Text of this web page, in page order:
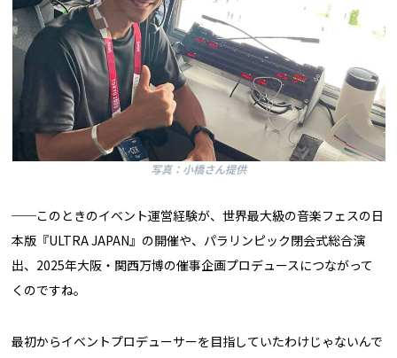
写真：小橋さん提供
──このときのイベント運営経験が、世界最大級の音楽フェスの日
本版『ULTRA JAPAN』の開催や、パラリンピック閉会式総合演
出、2025年大阪・関西万博の催事企画プロデュースにつながって
くのですね。
最初からイベントプロデューサーを目指していたわけじゃないんで